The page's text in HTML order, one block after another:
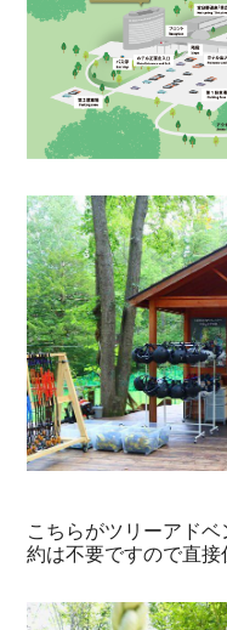
こちらがツリーアド
約は不要ですので直接